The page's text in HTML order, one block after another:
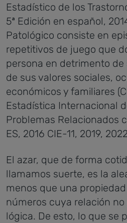
Estadístico de los
5ª Edición en español,
Patológico consiste en
repetitivos de juego que
persona en detrimento
de sus valores sociales,
económicos y familiares
Estadística Internacional
Problemas Relacionados
ES, 2016 CIE-11, 2019,
El azar, que de forma
llamamos suerte, es la
menos que una
números cuya relación
lógica. De esto, lo que se